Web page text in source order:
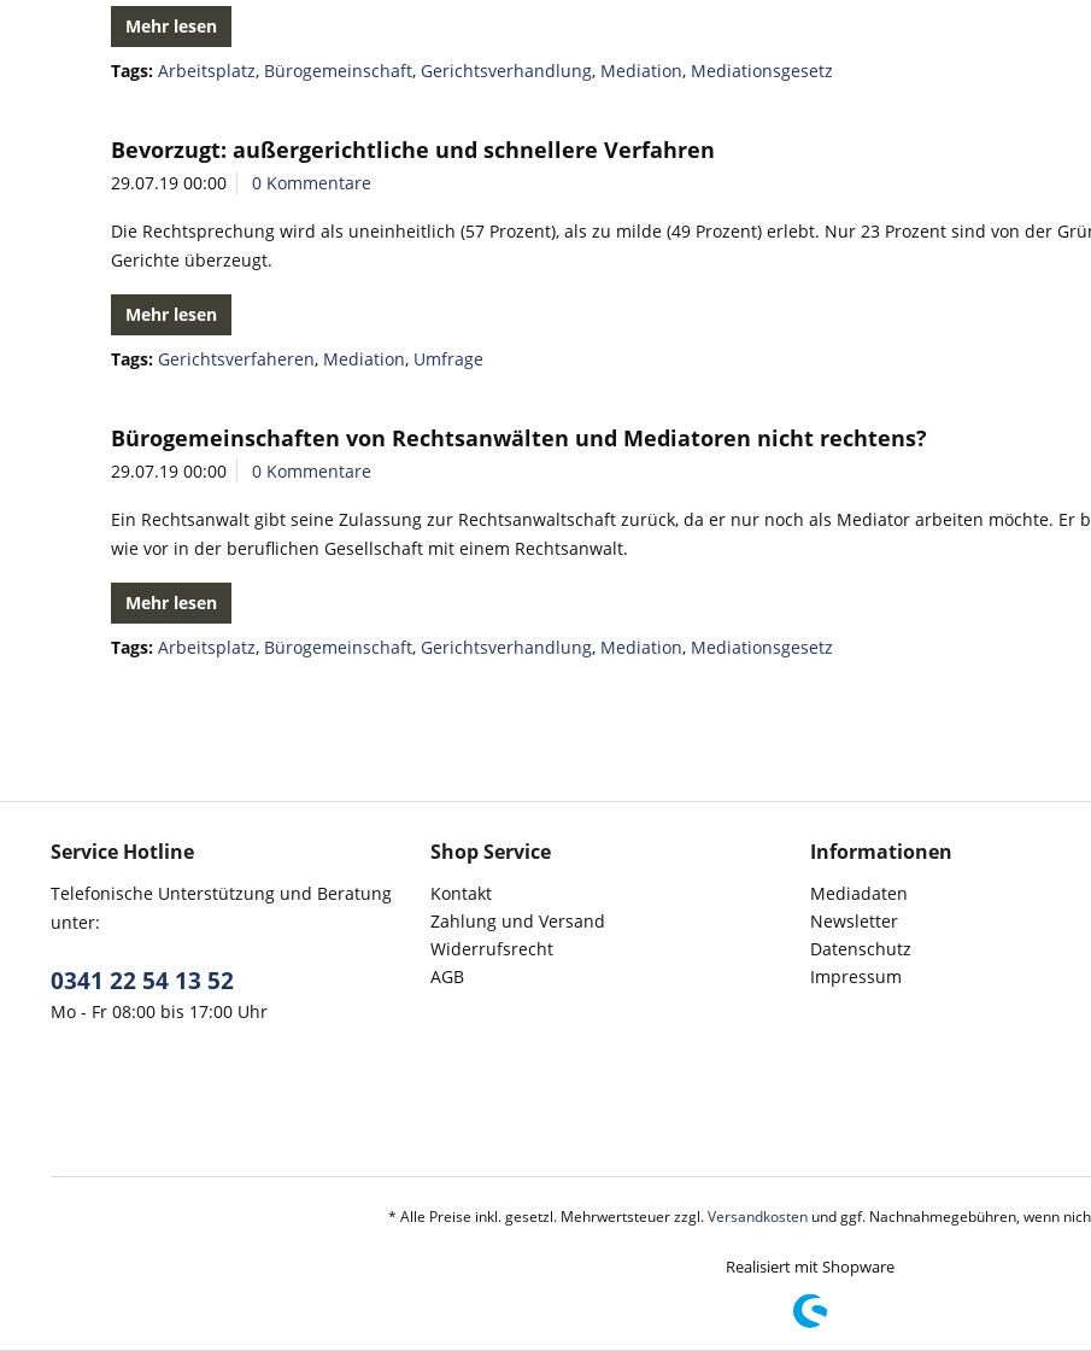
Mehr lesen
Tags: Arbeitsplatz, Bürogemeinschaft, Gerichtsverhandlung, Mediation, Mediationsgesetz
Bevorzugt: außergerichtliche und schnellere Verfahren
29.07.19 00:00 0 Kommentare
Die Rechtsprechung wird als uneinheitlich (57 Prozent), als zu milde (49 Prozent) erlebt. Nur 23 Prozent sind von der
Gerichte überzeugt.
Mehr lesen
Tags: Gerichtsverfaheren, Mediation, Umfrage
Bürogemeinschaften von Rechtsanwälten und Mediatoren nicht rechtens?
29.07.19 00:00 0 Kommentare
Ein Rechtsanwalt gibt seine Zulassung zur Rechtsanwaltschaft zurück, da er nur noch als Mediator arbeiten möchte. Er
wie vor in der beruflichen Gesellschaft mit einem Rechtsanwalt.
Mehr lesen
Tags: Arbeitsplatz, Bürogemeinschaft, Gerichtsverhandlung, Mediation, Mediationsgesetz
Service Hotline
Telefonische Unterstützung und Beratung
unter:
0341 22 54 13 52
Mo - Fr 08:00 bis 17:00 Uhr
Shop Service
Kontakt
Zahlung und Versand
Widerrufsrecht
AGB
Informationen
Mediadaten
Newsletter
Datenschutz
Impressum
* Alle Preise inkl. gesetzl. Mehrwertsteuer zzgl.Versandkostenund ggf. Nachnahmegebühren, wenn
Realisiert mit Shopware